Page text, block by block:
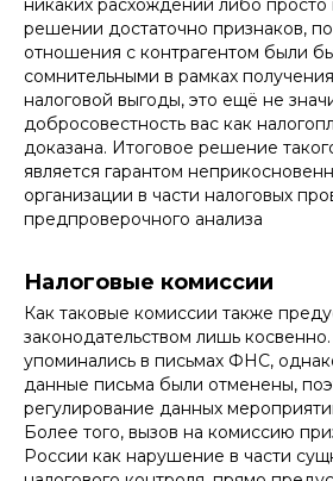
никаких расхождений либо просто
решении достаточно признаков,
отношения с контрагентом были
сомнительными в рамках
налоговой выгоды, это ещё не
добросовестность вас как
доказана. Итоговое решение
является гарантом
организации в части налоговых
предпроверочного анализа
Налоговые комиссии
Как таковые комиссии также
законодательством лишь
упоминались в письмах ФНС,
данные письма были отменены,
регулирование данных
Более того, вызов на комиссию
России как нарушение в части